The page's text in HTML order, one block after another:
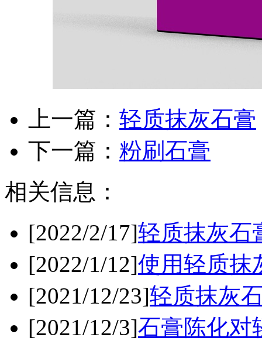
上一篇： 轻质抹灰石膏
下一篇： 粉刷石膏
相关信息：
[2022/2/17]轻质抹灰石
[2022/1/12]使用轻质抹
[2021/12/23]轻质抹灰
[2021/12/3]石膏陈化对